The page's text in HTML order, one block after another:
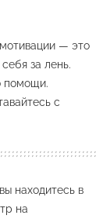
— это
за лень.
помощи.
с
находитесь в
на